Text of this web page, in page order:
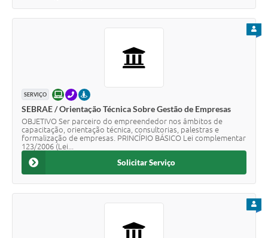
SERVIÇO ONLINETELEFONEPRESENCIAL
SEBRAE / Orientação Técnica Sobre Gestão de Empresas
OBJETIVO Ser parceiro do empreendedor nos âmbitos de
capacitação, orientação técnica, consultorias, palestras e
formalização de empresas. PRINCÍPIO BÁSICO Lei complementar
123/2006 (Lei...
Solicitar Serviço